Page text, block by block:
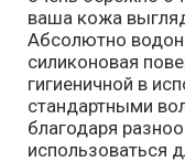
ваша кожа
Абсолютно
силиконовая
гигиеничной в
стандартными
благодаря
использоваться